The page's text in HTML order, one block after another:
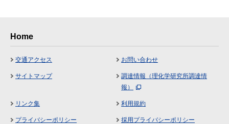
Home
交通アクセス お問い合わせ
サイトマップ
調達情報（理化学研究所調達情
報）
リンク集 利用規約
プライバシーポリシー 採用プライバシーポリシー